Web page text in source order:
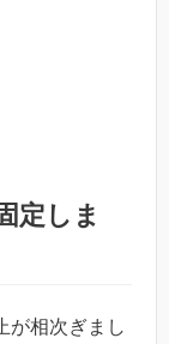
定しま
が相次ぎまし